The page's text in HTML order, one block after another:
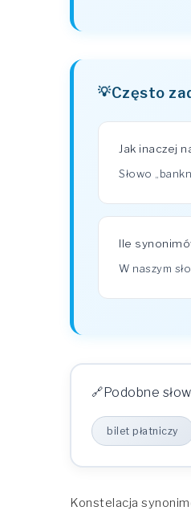
Często
Jak inaczej
Słowo
Ile
W naszym
Podobne
bilet płatniczy
Konstelacja